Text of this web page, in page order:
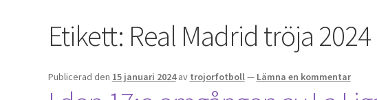
Etikett: Real Madrid tröja 2024
Publicerad den 15 januari 2024 av trojorfotboll— Lämna en kommentar